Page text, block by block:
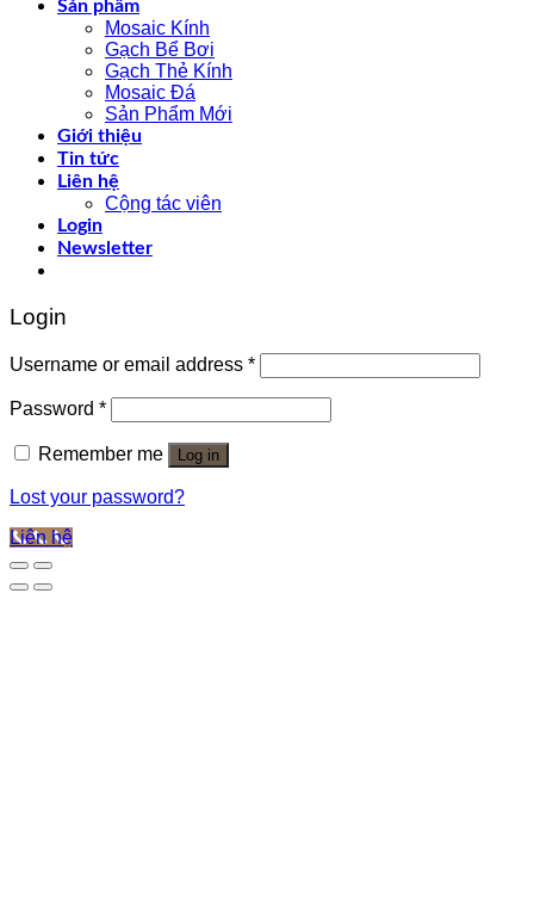
Sản phẩm
Mosaic Kính
Gạch Bể Bơi
Gạch Thẻ Kính
Mosaic Đá
Sản Phẩm Mới
Giới thiệu
Tin tức
Liên hệ
Cộng tác viên
Login
Newsletter
Login
Username or email address *
Password *
Remember me Log in
Lost your password?
Liên hệ